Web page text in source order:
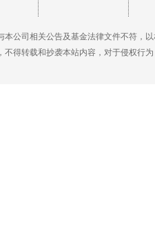
公司相关公告及基金法律文件不符，
得转载和抄袭本站内容，对于侵权行